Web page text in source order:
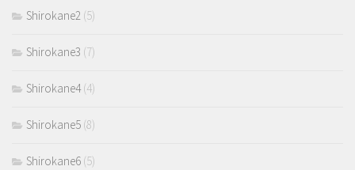
Shirokane2 (5)
Shirokane3 (7)
Shirokane4(4)
Shirokane5 (8)
Shirokane6 (5)